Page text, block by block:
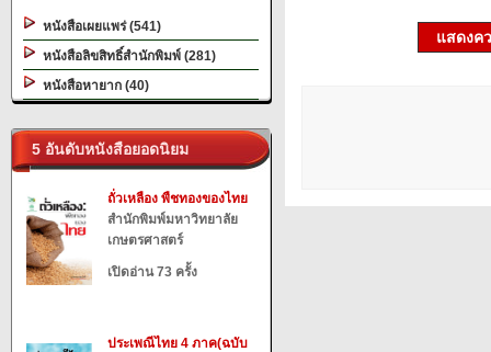
หนังสือเผยแพร่ (541)
หนังสือลิขสิทธิ์สำนักพิมพ์ (281)
หนังสือหายาก (40)
5 อันดับหนังสือยอดนิยม
ถั่วเหลือง พืชทองของไทย
สำนักพิมพ์มหาวิทยาลัย
เกษตรศาสตร์
เปิดอ่าน 73 ครั้ง
ประเพณีไทย 4 ภาค(ฉบับ
แสดงค